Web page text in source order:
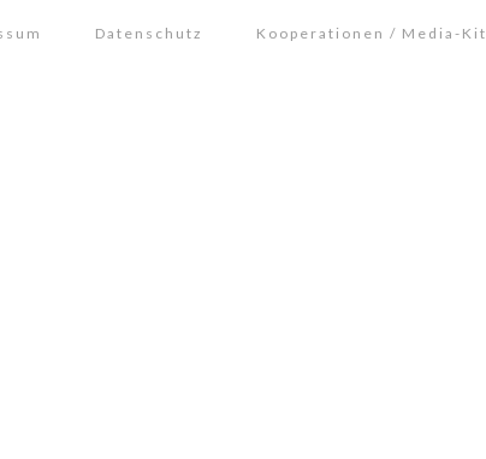
Datenschutz Kooperationen / Media-Kit